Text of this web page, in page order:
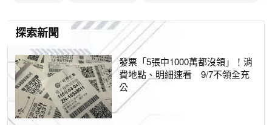
探索新聞
發票「5張中1000萬都沒領」！消
費地點、明細速看 9/7不領全充
公